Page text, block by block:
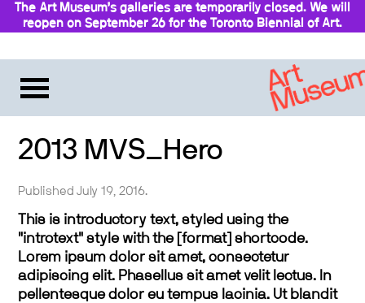
The Art Museum’s galleries are temporarily closed. We will
reopen on September 26 for the Toronto Biennial of Art.
2013 MVS_Hero
Published July 19, 2016.
This is introductory text, styled using the
"introtext" style with the [format] shortcode.
Lorem ipsum dolor sit amet, consectetur
adipiscing elit. Phasellus sit amet velit lectus. In
pellentesque dolor eu tempus lacinia. Ut blandit